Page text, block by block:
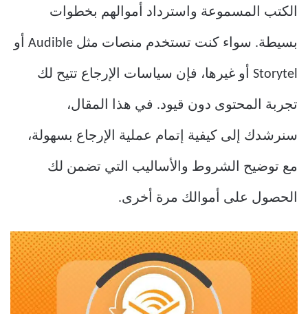
الكتب المسموعة واسترداد أموالهم بخطوات
بسيطة. سواء كنت تستخدم منصات مثل Audible أو
Storytel أو غيرها، فإن سياسات الإرجاع تتيح لك
تجربة المحتوى دون قيود. في هذا المقال،
سنرشدك إلى كيفية إتمام عملية الإرجاع بسهولة،
مع توضيح الشروط والأساليب التي تضمن لك
الحصول على أموالك مرة أخرى.